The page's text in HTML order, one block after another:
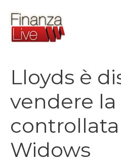
contenuto
Lloyds è
vendere
Widows